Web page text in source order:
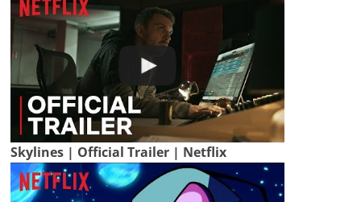
Skylines | Official Trailer | Netflix